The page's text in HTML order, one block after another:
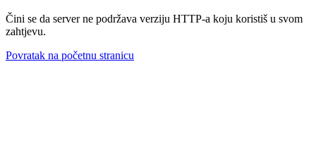
Čini se da server ne podržava verziju HTTP-a koju koristiš u svom
zahtjevu.
Povratak na početnu stranicu